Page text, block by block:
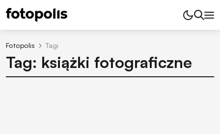
Fotopolis Tagi
Tag: książki fotograficzne